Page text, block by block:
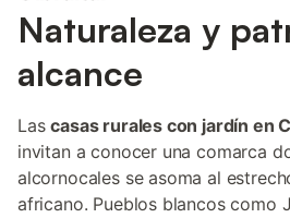
Naturaleza y
alcance
Lascasas rurales con jardín en
invitan a conocer una comarca
alcornocales se asoma al
africano. Pueblos blancos como